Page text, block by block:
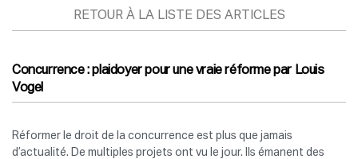
RETOUR À LA LISTE DES ARTICLES
Concurrence : plaidoyer pour une vraie réforme par Louis
Vogel
Réformer le droit de la concurrence est plus que jamais
d’actualité. De multiples projets ont vu le jour. Ils émanent des